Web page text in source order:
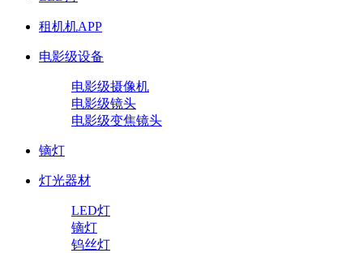
租机机APP
电影级设备
电影级摄像机
电影级镜头
电影级变焦镜头
镝灯
灯光器材
LED灯
镝灯
钨丝灯